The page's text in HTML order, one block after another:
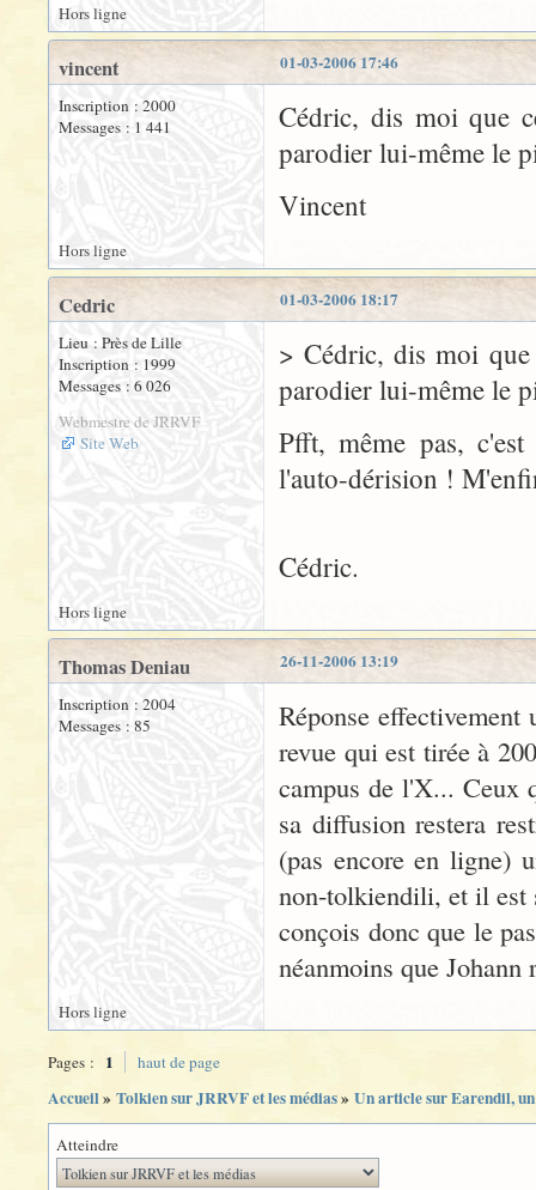
Hors ligne
01-03-2006 17:46
vincent
Inscription : 2000
Messages : 1 441
Cédric, dis moi que
parodier lui-même le
Vincent
Hors ligne
01-03-2006 18:17
Cedric
Lieu : Près de Lille
Inscription : 1999
Messages : 6 026
Webmestre de JRRVF
Site Web
> Cédric, dis moi que
parodier lui-même le
Pfft, même pas,
l'auto-dérision !
Cédric.
Hors ligne
26-11-2006 13:19
Thomas Deniau
Inscription : 2004
Messages : 85
Réponse
revue qui est tirée à
campus de l'X... Ceux
sa diffusion restera
(pas encore en ligne)
non-tolkiendili, et il est
conçois donc que le
néanmoins que
Hors ligne
Pages : 1 haut de page
Accueil» Tolkien sur JRRVF et les médias» Un article sur Earendil,
Atteindre